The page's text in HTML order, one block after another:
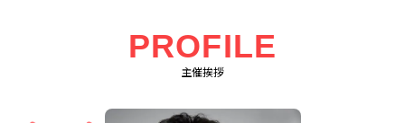
PROFILE
主催挨拶